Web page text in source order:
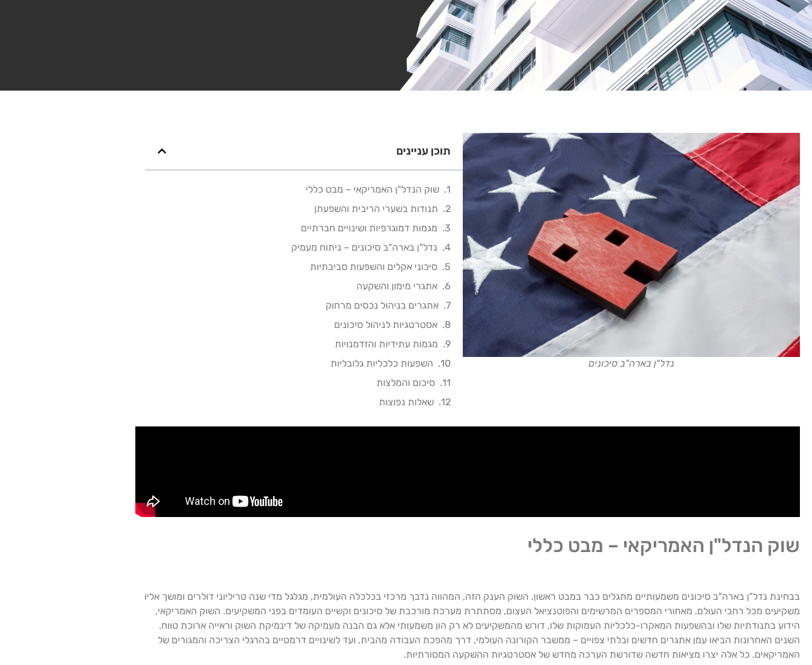
נדל"ן בארה"ב סיכונים
תוכן עניינים
שוק הנדל"ן האמריקאי – מבט כללי
תנודות בשערי הריבית והשפעתן
מגמות דמוגרפיות ושינויים חברתיים
נדל"ן בארה"ב סיכונים – ניתוח מעמיק
סיכוני אקלים והשפעות סביבתיות
אתגרי מימון והשקעה
אתגרים בניהול נכסים מרחוק
אסטרטגיות לניהול סיכונים
מגמות עתידיות והזדמנויות
השפעות כלכליות גלובליות
סיכום והמלצות
שאלות נפוצות
שוק הנדל"ן האמריקאי – מבט כללי
בבחינת נדל"ן בארה"ב סיכונים משמעותיים מתגלים כבר במבט ראשון. השוק הענק הזה, המהווה נדבך מרכזי בכלכלה העולמית, מגלגל מדי שנה טריליוני דולרים ומושך אליו
משקיעים מכל רחבי העולם. מאחורי המספרים המרשימים והפוטנציאל העצום, מסתתרת מערכת מורכבת של סיכונים וקשיים העומדים בפני המשקיעים. השוק האמריקאי,
הידוע בתנודתיות שלו ובהשפעות המאקרו-כלכליות העמוקות שלו, דורש מהמשקיעים לא רק הון משמעותי אלא גם הבנה מעמיקה של דינמיקת השוק וראייה ארוכת טווח.
השנים האחרונות הביאו עמן אתגרים חדשים ובלתי צפויים – ממשבר הקורונה העולמי, דרך מהפכת העבודה מהבית, ועד לשינויים דרמטיים בהרגלי הצריכה והמגורים של
האמריקאים. כל אלה יצרו מציאות חדשה שדורשת הערכה מחדש של אסטרטגיות ההשקעה המסורתיות.